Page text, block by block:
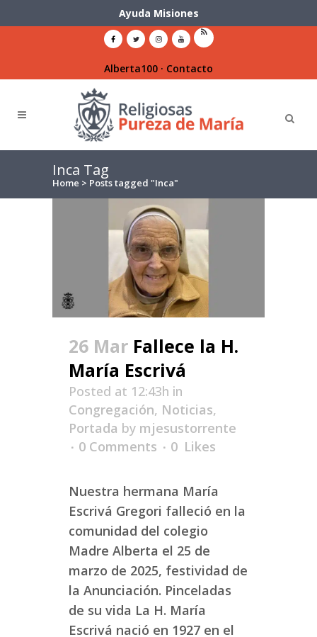
Ayuda Misiones
Alberta100 · Contacto
Inca Tag
Home > Posts tagged "Inca"
26 Mar Fallece la H.
María Escrivá
Posted at 12:43h in
Congregación, Noticias,
Portada by mjesustorrente
0 Comments
0 Likes
Nuestra hermana María
Escrivá Gregori falleció en la
comunidad del colegio
Madre Alberta el 25 de
marzo de 2025, festividad de
la Anunciación. Pinceladas
de su vida La H. María
Escrivá nació en 1927 en el